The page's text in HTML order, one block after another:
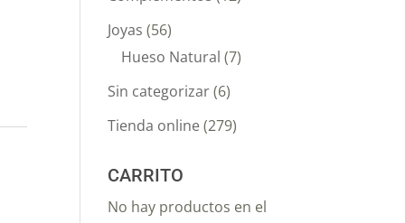
Joyas (56)
Hueso Natural (7)
Sin categorizar(6)
Tienda online(279)
CARRITO
No hay productos en el